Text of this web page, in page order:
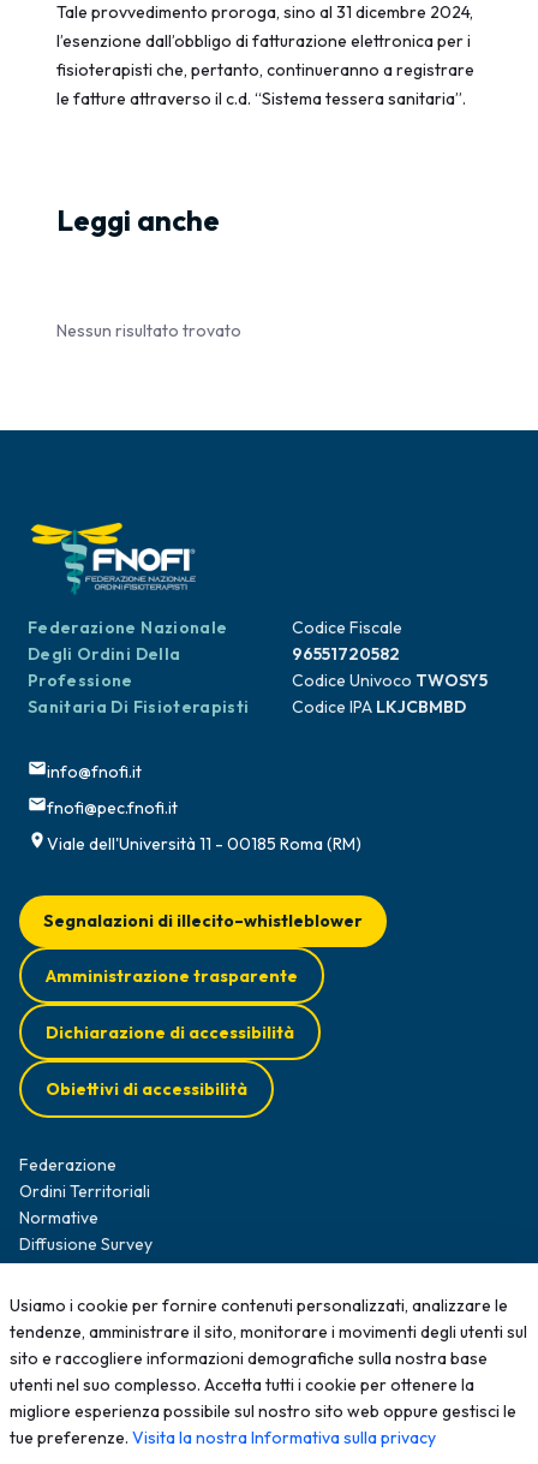
Tale provvedimento proroga, sino al 31 dicembre 2024,
l’esenzione dall’obbligo di fatturazione elettronica per i
fisioterapisti che, pertanto, continueranno a registrare
le fatture attraverso il c.d. “Sistema tessera sanitaria”.
Leggi anche
Nessun risultato trovato
Federazione Nazionale
Degli Ordini Della
Professione
Sanitaria Di Fisioterapisti
Codice Fiscale
96551720582
Codice Univoco TWOSY5
Codice IPA LKJCBMBD
info@fnofi.it
fnofi@pec.fnofi.it
Viale dell'Università 11 - 00185 Roma (RM)
Federazione
Ordini Territoriali
Normative
Diffusione Survey
Opportunità professionali
Formazione
News
Contatti
Segnalazioni di illecito–whistleblower
Amministrazione trasparente
Dichiarazione di accessibilità
Obiettivi di accessibilità
2025 - Tutti i diritti sono riservati; qualsiasi riproduzione, anche
parziale, senza autorizzazione scritta è vietata
Usiamo i cookie per fornire contenuti personalizzati, analizzare le
tendenze, amministrare il sito, monitorare i movimenti degli utenti sul
sito e raccogliere informazioni demografiche sulla nostra base
utenti nel suo complesso. Accetta tutti i cookie per ottenere la
migliore esperienza possibile sul nostro sito web oppure gestisci le
tue preferenze. Visita la nostra Informativa sulla privacy